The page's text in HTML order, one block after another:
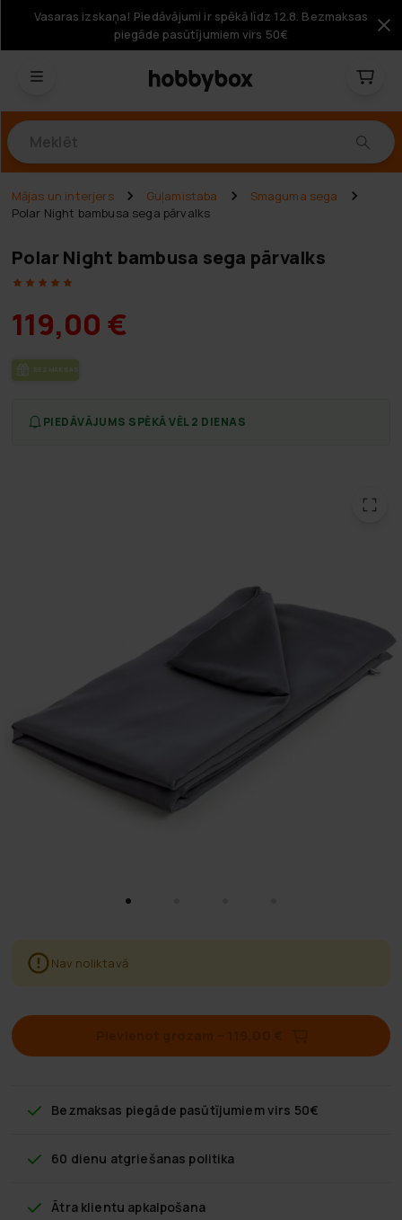
Vasaras izskaņa! Piedāvājumi ir spēkā līdz 12.8. Bezmaksas
piegāde pasūtījumiem virs 50€
Mājas un interjers Guļamistaba
Smaguma sega
Polar Night bambusa sega pārvalks
Polar Night bambusa sega pārvalks
119,00 €
BEZ­MAK­SAS PIE­GĀ­DE
PIEDĀVĀJUMS SPĒKĀ VĒL 2 DIENAS
Nav noliktavā
Bezmaksas piegāde pasūtījumiem virs 50€
60 dienu atgriešanas politika
Ātra klientu apkalpošana